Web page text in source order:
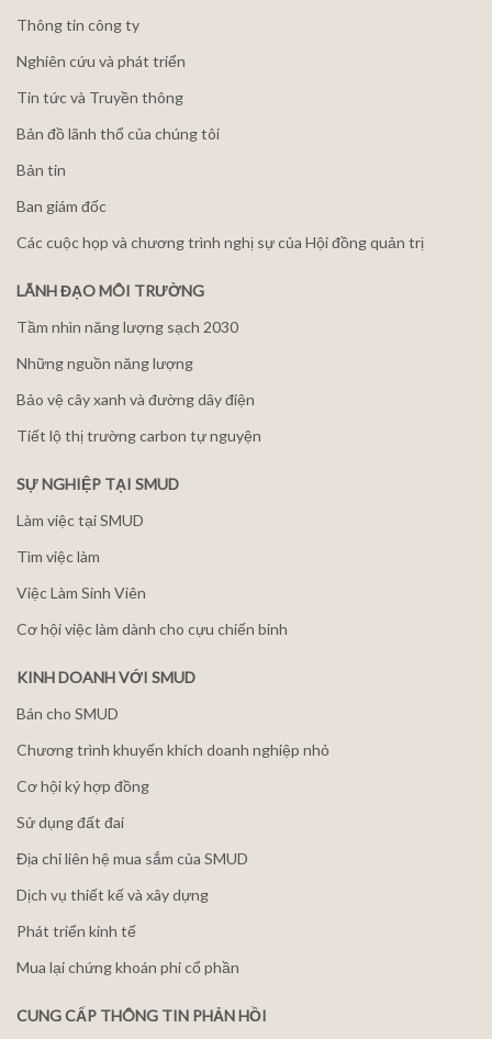
Thông tin công ty
Nghiên cứu và phát triển
Tin tức và Truyền thông
Bản đồ lãnh thổ của chúng tôi
Bản tin
Ban giám đốc
Các cuộc họp và chương trình nghị sự của Hội đồng quản trị
LÃNH ĐẠO MÔI TRƯỜNG
Tầm nhìn năng lượng sạch 2030
Những nguồn năng lượng
Bảo vệ cây xanh và đường dây điện
Tiết lộ thị trường carbon tự nguyện
SỰ NGHIỆP TẠI SMUD
Làm việc tại SMUD
Tìm việc làm
Việc Làm Sinh Viên
Cơ hội việc làm dành cho cựu chiến binh
KINH DOANH VỚI SMUD
Bán cho SMUD
Chương trình khuyến khích doanh nghiệp nhỏ
Cơ hội ký hợp đồng
Sử dụng đất đai
Địa chỉ liên hệ mua sắm của SMUD
Dịch vụ thiết kế và xây dựng
Phát triển kinh tế
Mua lại chứng khoán phi cổ phần
CUNG CẤP THÔNG TIN PHẢN HỒI